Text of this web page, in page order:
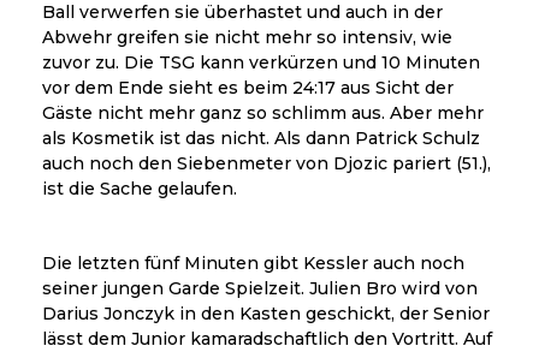
Ball verwerfen sie überhastet und auch in der
Abwehr greifen sie nicht mehr so intensiv, wie
zuvor zu. Die TSG kann verkürzen und 10 Minuten
vor dem Ende sieht es beim 24:17 aus Sicht der
Gäste nicht mehr ganz so schlimm aus. Aber mehr
als Kosmetik ist das nicht. Als dann Patrick Schulz
auch noch den Siebenmeter von Djozic pariert (51.),
ist die Sache gelaufen.
Die letzten fünf Minuten gibt Kessler auch noch
seiner jungen Garde Spielzeit. Julien Bro wird von
Darius Jonczyk in den Kasten geschickt, der Senior
lässt dem Junior kamaradschaftlich den Vortritt. Auf